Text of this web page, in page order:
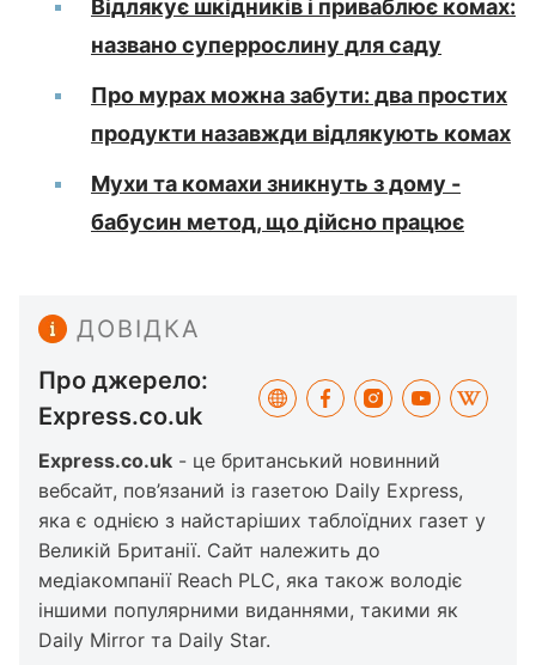
Відлякує шкідників і приваблює комах:
названо суперрослину для саду
Про мурах можна забути: два простих
продукти назавжди відлякують комах
Мухи та комахи зникнуть з дому -
бабусин метод, що дійсно працює
ДОВІДКА
Про джерело:
Express.co.uk
Express.co.uk - це британський новинний
вебсайт, пов’язаний із газетою Daily Express,
яка є однією з найстаріших таблоїдних газет у
Великій Британії. Сайт належить до
медіакомпанії Reach PLC, яка також володіє
іншими популярними виданнями, такими як
Daily Mirror та Daily Star.